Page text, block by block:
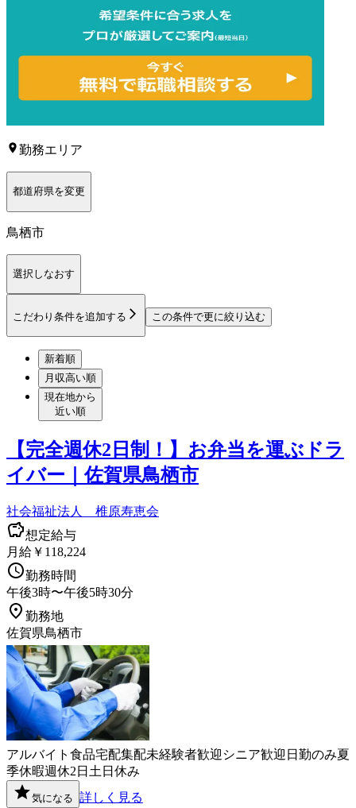
勤務エリア
都道府県を変更
鳥栖市
選択しなおす
こだわり条件を追加する この条件で更に絞り込む
新着順
月収高い順
現在地から
近い順
【完全週休2日制！】お弁当を運ぶドラ
イバー｜佐賀県鳥栖市
社会福祉法人 椎原寿恵会
想定給与
月給￥118,224
勤務時間
午後3時〜午後5時30分
勤務地
佐賀県鳥栖市
アルバイト 食品宅配集配未経験者歓迎 シニア歓迎 日勤のみ夏
季休暇週休2日 土日休み
気になる 詳しく見る